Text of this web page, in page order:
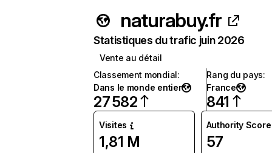
naturabuy.fr
Statistiques du trafic juin 2026
Vente au détail
Classement mondial:
Dans le monde entier
27 582
Rang du pays:
France
841
Visites
1,81 M
Authority Score
57